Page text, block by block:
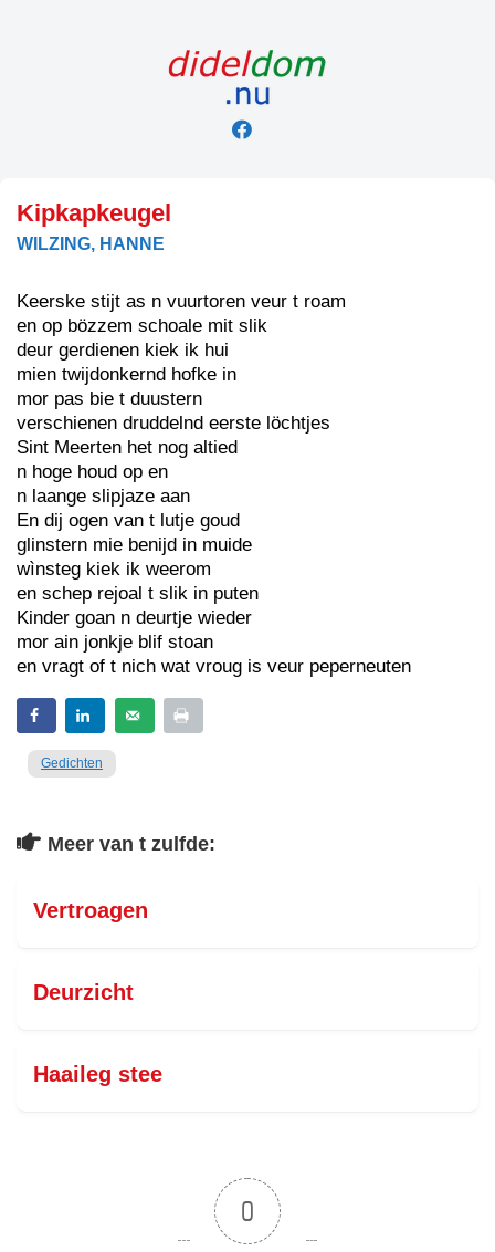
Kipkapkeugel
WILZING, HANNE
Keerske stijt as n vuurtoren veur t roam
en op bözzem schoale mit slik
deur gerdienen kiek ik hui
mien twijdonkernd hofke in
mor pas bie t duustern
verschienen druddelnd eerste löchtjes
Sint Meerten het nog altied
n hoge houd op en
n laange slipjaze aan
En dij ogen van t lutje goud
glinstern mie benijd in muide
wìnsteg kiek ik weerom
en schep rejoal t slik in puten
Kinder goan n deurtje wieder
mor ain jonkje blif stoan
en vragt of t nich wat vroug is veur peperneuten
Gedichten
Meer van t zulfde:
Vertroagen
Deurzicht
Haaileg stee
0